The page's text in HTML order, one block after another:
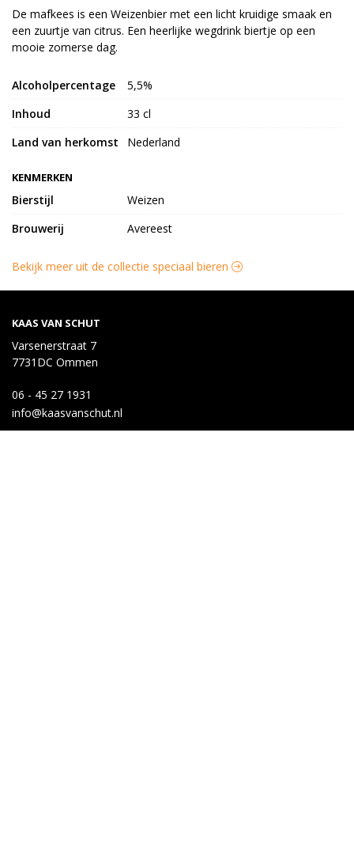
De mafkees is een Weizenbier met een licht kruidige smaak en
een zuurtje van citrus. Een heerlijke wegdrink biertje op een
mooie zomerse dag.
Alcoholpercentage
5,5%
Inhoud
33 cl
Land van herkomst
Nederland
KENMERKEN
Bierstijl
Weizen
Brouwerij
Avereest
Bekijk meer uit de collectie speciaal bieren
KAAS VAN SCHUT
Varsenerstraat 7
7731DC Ommen
06 - 45 27 1931
info@kaasvanschut.nl